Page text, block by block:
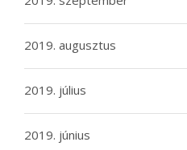
2019. augusztus
2019. július
2019. június